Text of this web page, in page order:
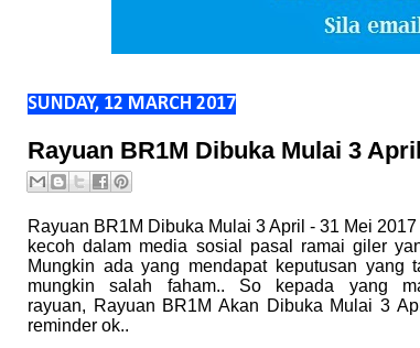
SUNDAY, 12 MARCH 2017
Rayuan BR1M Dibuka Mulai 3
Rayuan BR1M Dibuka Mulai 3 April - 31 Mei
kecoh dalam media sosial pasal ramai giler
Mungkin ada yang mendapat keputusan yang
mungkin salah faham.. So kepada yang
rayuan, Rayuan BR1M Akan Dibuka Mulai 3
reminder ok..